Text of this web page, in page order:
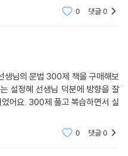
0 댓글0
생님의 문법 300제 책을 구매해보
설정혜 선생님 덕분에 방향을 잘
어요. 300제 풀고 복습하면서 실
0 댓글0